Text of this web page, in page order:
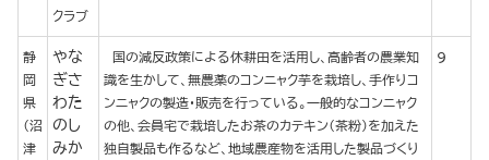
クラブ
静
岡
県
（沼
津
やな
ぎさ
わた
のし
みか
国の減反政策による休耕田を活用し、高齢者の農業知
識を生かして、無農薬のコンニャク芋を栽培し、手作りコ
ンニャクの製造・販売を行っている。一般的なコンニャク
の他、会員宅で栽培したお茶のカテキン（茶粉）を加えた
独自製品も作るなど、地域農産物を活用した製品づくり
9